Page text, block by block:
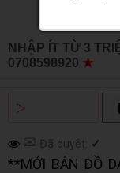
NHẬP ÍT TỪ 3
0708598920 ★
▷
✉ Đã duyệt: ✓
**MỚI BÁN ĐỒ